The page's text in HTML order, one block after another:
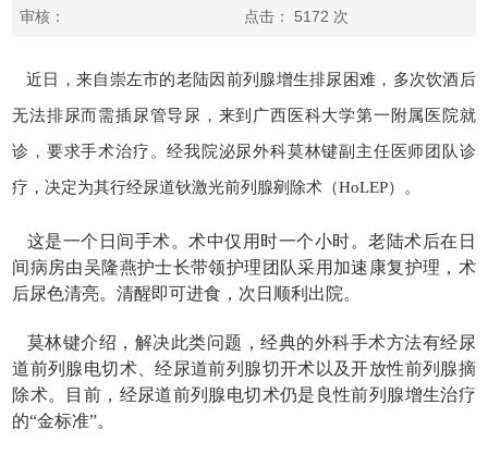
审核：
点击： 5172 次
近日，来自崇左市的老陆因前列腺增生排尿困难，多次饮酒后
无法排尿而需插尿管导尿，来到广西医科大学第一附属医院就
诊，要求手术治疗。经我院泌尿外科莫林键副主任医师团队诊
疗，决定为其行经尿道钬激光前列腺剜除术（HoLEP）。
这是一个日间手术。术中仅用时一个小时。老陆术后在日
间病房由吴隆燕护士长带领护理团队采用加速康复护理，术
后尿色清亮。清醒即可进食，次日顺利出院。
莫林键介绍，解决此类问题，经典的外科手术方法有经尿
道前列腺电切术、经尿道前列腺切开术以及开放性前列腺摘
除术。目前，经尿道前列腺电切术仍是良性前列腺增生治疗
的“金标准”。